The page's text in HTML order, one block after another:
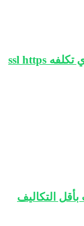
التكاليف